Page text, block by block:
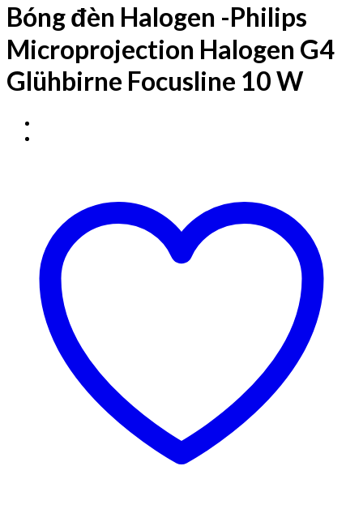
Bóng đèn Halogen -Philips
Microprojection Halogen G4
Glühbirne Focusline 10 W